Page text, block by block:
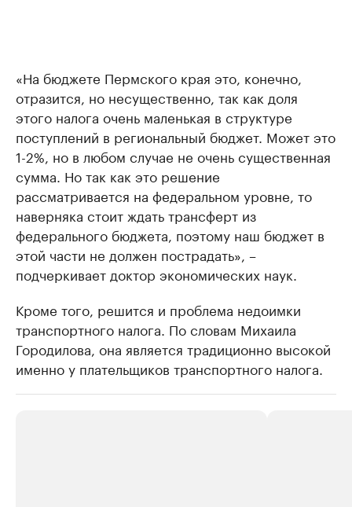
«На бюджете Пермского края это, конечно,
отразится, но несущественно, так как доля
этого налога очень маленькая в структуре
поступлений в региональный бюджет. Может это
1-2%, но в любом случае не очень существенная
сумма. Но так как это решение
рассматривается на федеральном уровне, то
наверняка стоит ждать трансферт из
федерального бюджета, поэтому наш бюджет в
этой части не должен пострадать», –
подчеркивает доктор экономических наук.
Кроме того, решится и проблема недоимки
транспортного налога. По словам Михаила
Городилова, она является традиционно высокой
именно у плательщиков транспортного налога.